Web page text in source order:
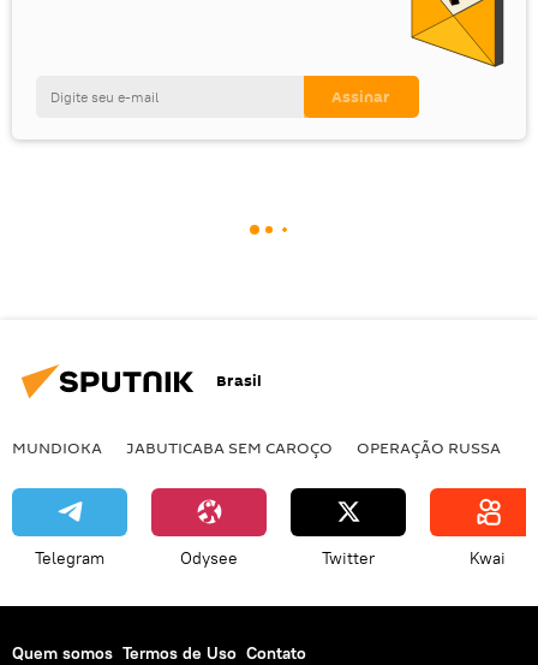
Brasil
MUNDIOKA JABUTICABA SEM CAROÇO OPERAÇÃO RUSSA
Telegram Odysee Twitter Kwai
Quem somos Termos de Uso Contato